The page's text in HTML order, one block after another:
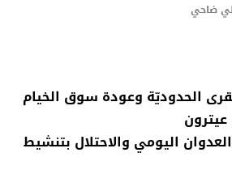
ضاحي
الحدوديّة وعودة سوق الخيام
اليومي والاحتلال بتنشيط